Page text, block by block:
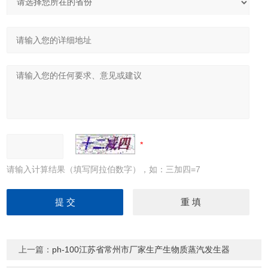
请输入计算结果（填写阿拉伯数字），如：三加四=7
上一篇： ph-100江苏省常州市厂家生产生物质蒸汽发生器